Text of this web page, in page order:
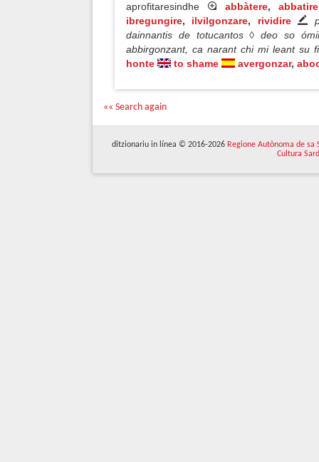
aprofitaresindhe
abbàtere, abbatire
ibregungire, ilvilgonzare, rividire
dainnantis de totucantos ◊ deo so
abbirgonzant, ca narant chi mi leant su
honte
to shame avergonzar,
«« Search again
ditzionariu in línea © 2016-2026 Regione Autònoma de sa
Cultura